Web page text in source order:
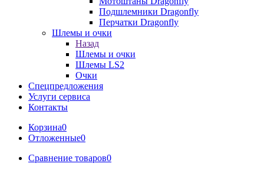
Подшлемники Dragonfly
Перчатки Dragonfly
Шлемы и очки
Назад
Шлемы и очки
Шлемы LS2
Очки
Спецпредложения
Услуги сервиса
Контакты
Корзина0
Отложенные0
Сравнение товаров0